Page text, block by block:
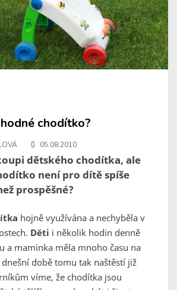
chodítko?
05.08.2010
dětského chodítka, ale
není pro dítě spíše
prospěšné?
hojně využívána a nechyběla v
Děti i několik hodin denně
a maminka měla mnoho času na
dnešní době tomu tak naštěstí již
víme, že chodítka jsou